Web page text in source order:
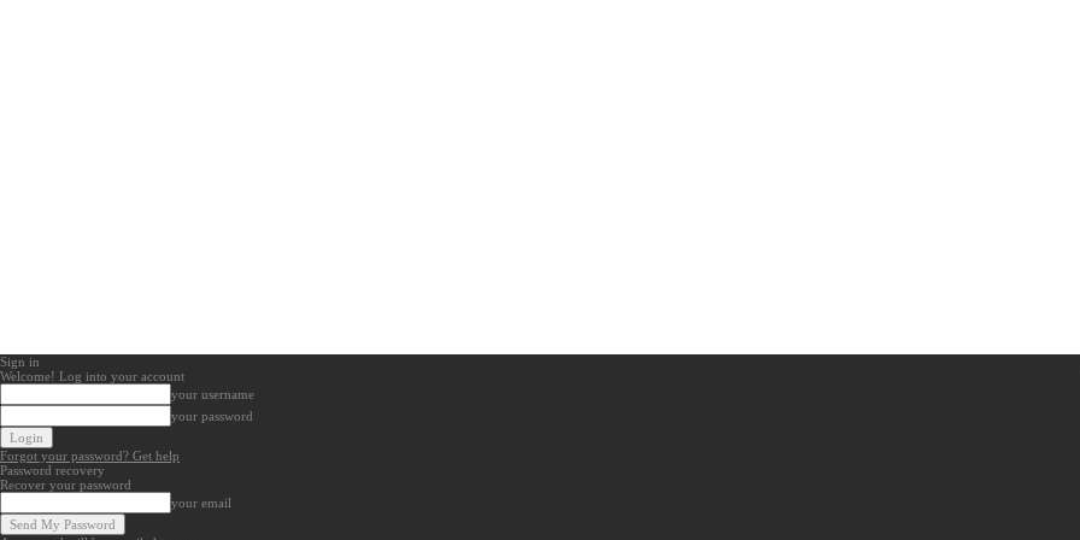
Sign in
Welcome! Log into your account
your username
your password
Forgot your password? Get help
Password recovery
Recover your password
your email